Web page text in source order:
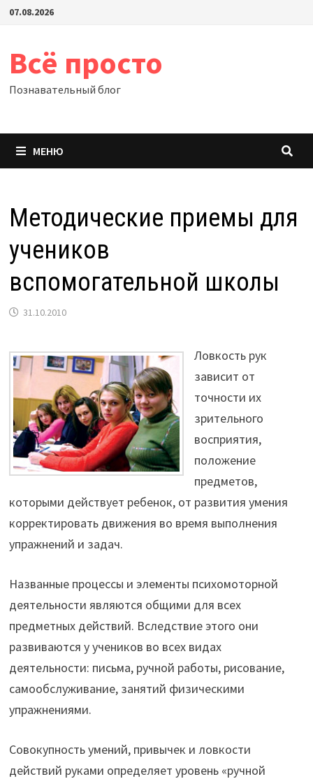
Перейти
07.08.2026
Всё просто
Познавательный блог
МЕНЮ
Методические приемы для
учеников
вспомогательной школы
31.10.2010
Ловкость рук
зависит от
точности их
зрительного
восприятия,
положение
предметов,
которыми действует ребенок, от развития умения
корректировать движения во время выполнения
упражнений и задач.
Названные процессы и элементы психомоторной
деятельности являются общими для всех
предметных действий. Вследствие этого они
развиваются у учеников во всех видах
деятельности: письма, ручной работы, рисование,
самообслуживание, занятий физическими
упражнениями.
Совокупность умений, привычек и ловкости
действий руками определяет уровень «ручной